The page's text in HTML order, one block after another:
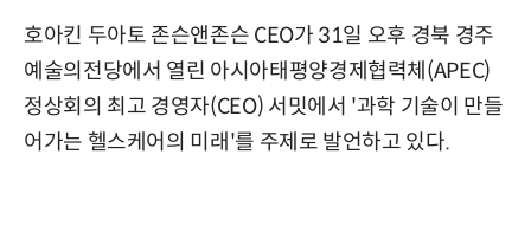
호아킨 두아토 존슨앤존슨 CEO가 31일 오후 경북 경주
예술의전당에서 열린 아시아태평양경제협력체(APEC)
정상회의 최고 경영자(CEO) 서밋에서 '과학 기술이 만들
어가는 헬스케어의 미래'를 주제로 발언하고 있다.